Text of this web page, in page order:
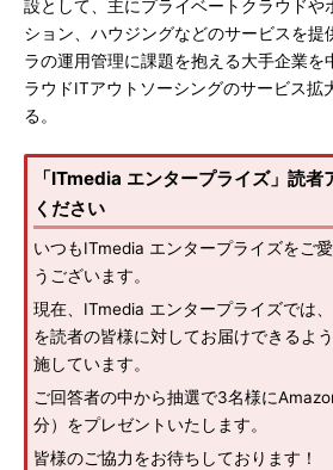
設として、主にプライベートクラウドや
ション、ハウジングなどのサービスを提
ラの運用管理に課題を抱える大手企業を
ラウドITアウトソーシングのサービス拡
る。
「ITmedia エンタープライズ」読者
ください
いつもITmedia エンタープライズをご
うございます。
現在、ITmedia エンタープライズでは
を読者の皆様に対してお届けできるよ
施しています。
ご回答者の中から抽選で3名様に
分）をプレゼントいたします。
皆様のご協力をお待ちしております！